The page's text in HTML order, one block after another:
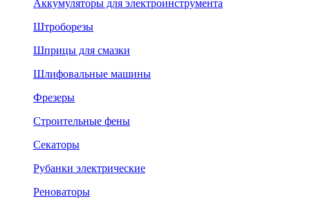
Аккумуляторы для электроинструмента
Штроборезы
Шприцы для смазки
Шлифовальные машины
Фрезеры
Строительные фены
Секаторы
Рубанки электрические
Реноваторы